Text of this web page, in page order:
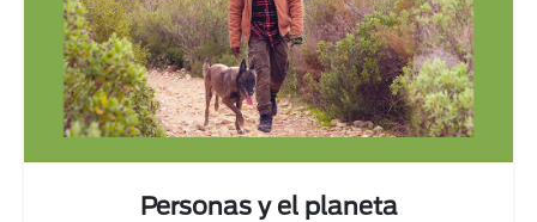
Personas y el planeta